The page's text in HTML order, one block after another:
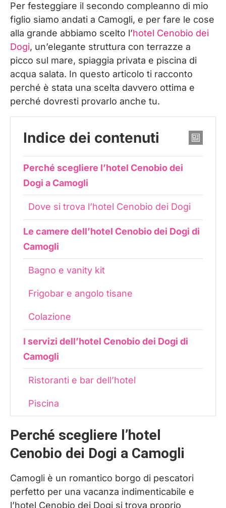
Per festeggiare il secondo compleanno di mio
figlio siamo andati a Camogli, e per fare le cose
alla grande abbiamo scelto l’hotel Cenobio dei
Dogi, un’elegante struttura con terrazze a
picco sul mare, spiaggia privata e piscina di
acqua salata. In questo articolo ti racconto
perché è stata una scelta davvero ottima e
perché dovresti provarlo anche tu.
Indice dei contenuti
Perché scegliere l’hotel Cenobio dei
Dogi a Camogli
Dove si trova l’hotel Cenobio dei Dogi
Le camere dell’hotel Cenobio dei Dogi di
Camogli
Bagno e vanity kit
Frigobar e angolo tisane
Colazione
I servizi dell’hotel Cenobio dei Dogi di
Camogli
Ristoranti e bar dell’hotel
Piscina
Sale conferenze
Info pratiche sull’hotel Cenobio dei Dogi
Perché scegliere l’hotel
Cenobio dei Dogi a Camogli
Camogli è un romantico borgo di pescatori
perfetto per una vacanza indimenticabile e
l’hotel Cenobio dei Dogi si trova proprio